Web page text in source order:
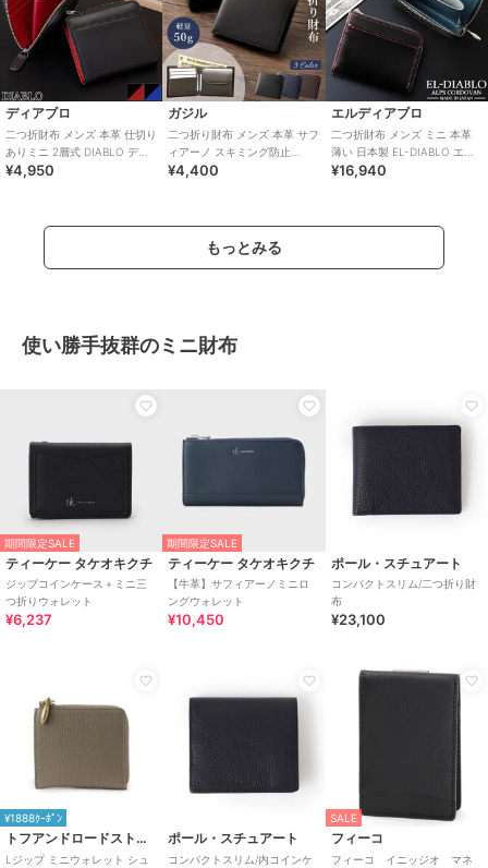
ディアブロ
二つ折財布 メンズ 本革 仕切り
ありミニ 2層式 DIABLO ディ
アブロ KA-512K mlb
¥4,950
ガジル
二つ折り財布 メンズ 本革 サフ
ィアーノ スキミング防止
GAZIL ガジル GA-3702 mlb
¥4,400
エルディアブロ
二つ折財布 メンズ ミニ 本革
薄い 日本製 EL-DIABLO エル
ーディアブロ EL-C3148
¥16,940
もっとみる
使い勝手抜群のミニ財布
期間限定SALE
ティーケー タケオキクチ
ジップコインケース＋ミニ三
つ折りウォレット
¥6,237
期間限定SALE
ティーケー タケオキクチ
【牛革】サフィアーノミニロ
ングウォレット
¥10,450
ポール・スチュアート
コンパクトスリム/二つ折り財
布
¥23,100
¥1888ｸｰﾎﾟﾝ
トフアンドロードストーン
Lジップ ミニウォレット シュ
ポール・スチュアート
コンパクトスリム/内コインケ
SALE
フィーコ
フィーコ イニッジオ マネ